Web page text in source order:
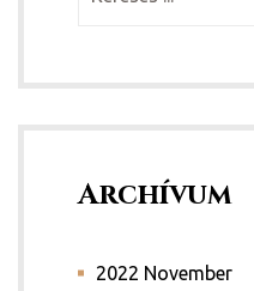
Archívum
2022 November